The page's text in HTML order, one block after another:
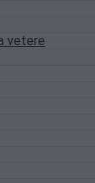
vetere